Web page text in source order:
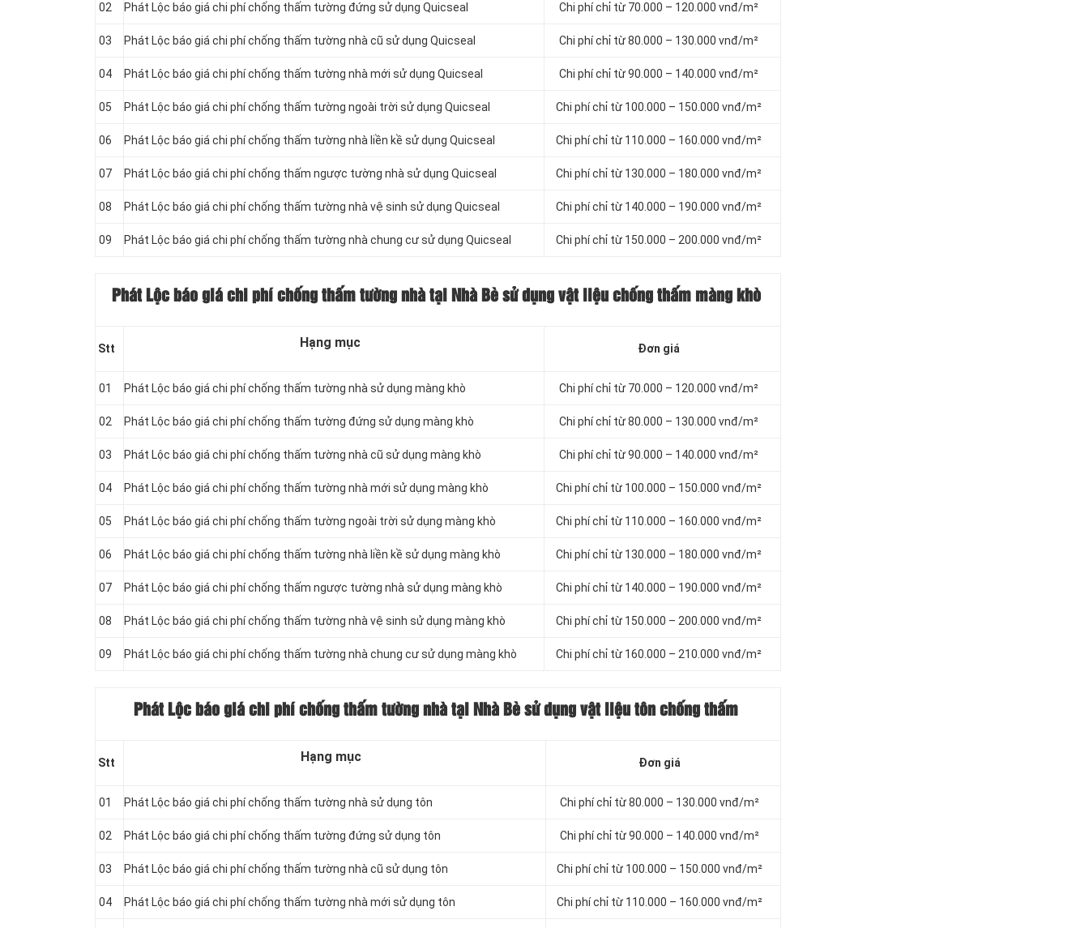
02 Phát Lộc báo giá chi phí chống thấm tường đứng sử dụng Quicseal Chi phí chỉ từ 70.000 – 120.000 vnđ/m²
03 Phát Lộc báo giá chi phí chống thấm tường nhà cũ sử dụng Quicseal Chi phí chỉ từ 80.000 – 130.000 vnđ/m²
04 Phát Lộc báo giá chi phí chống thấm tường nhà mới sử dụng Quicseal Chi phí chỉ từ 90.000 – 140.000 vnđ/m²
05 Phát Lộc báo giá chi phí chống thấm tường ngoài trời sử dụng Quicseal Chi phí chỉ từ 100.000 – 150.000 vnđ/m²
06 Phát Lộc báo giá chi phí chống thấm tường nhà liền kề sử dụng Quicseal Chi phí chỉ từ 110.000 – 160.000 vnđ/m²
07 Phát Lộc báo giá chi phí chống thấm ngược tường nhà sử dụng Quicseal Chi phí chỉ từ 130.000 – 180.000 vnđ/m²
08 Phát Lộc báo giá chi phí chống thấm tường nhà vệ sinh sử dụng Quicseal Chi phí chỉ từ 140.000 – 190.000 vnđ/m²
09 Phát Lộc báo giá chi phí chống thấm tường nhà chung cư sử dụng Quicseal Chi phí chỉ từ 150.000 – 200.000 vnđ/m²
Phát Lộc báo giá chi phí chống thấmtường nhà tại Nhà Bè sử dụng vật liệu chống thấm màng khò
Stt Hạng mục Đơn giá
01 Phát Lộc báo giá chi phí chống thấm tường nhà sử dụng màng khò Chi phí chỉ từ 70.000 – 120.000 vnđ/m²
02 Phát Lộc báo giá chi phí chống thấm tường đứng sử dụng màng khò Chi phí chỉ từ 80.000 – 130.000 vnđ/m²
03 Phát Lộc báo giá chi phí chống thấm tường nhà cũ sử dụng màng khò Chi phí chỉ từ 90.000 – 140.000 vnđ/m²
04 Phát Lộc báo giá chi phí chống thấm tường nhà mới sử dụng màng khò Chi phí chỉ từ 100.000 – 150.000 vnđ/m²
05 Phát Lộc báo giá chi phí chống thấm tường ngoài trời sử dụng màng khò Chi phí chỉ từ 110.000 – 160.000 vnđ/m²
06 Phát Lộc báo giá chi phí chống thấm tường nhà liền kề sử dụng màng khò Chi phí chỉ từ 130.000 – 180.000 vnđ/m²
07 Phát Lộc báo giá chi phí chống thấm ngược tường nhà sử dụng màng khò Chi phí chỉ từ 140.000 – 190.000 vnđ/m²
08 Phát Lộc báo giá chi phí chống thấm tường nhà vệ sinh sử dụng màng khò Chi phí chỉ từ 150.000 – 200.000 vnđ/m²
09 Phát Lộc báo giá chi phí chống thấm tường nhà chung cư sử dụng màng khò Chi phí chỉ từ 160.000 – 210.000 vnđ/m²
Phát Lộc báo giá chi phí chống thấm tường nhà tại Nhà Bè sử dụng vật liệu tôn chống thấm
Stt Hạng mục Đơn giá
01 Phát Lộc báo giá chi phí chống thấm tường nhà sử dụng tôn Chi phí chỉ từ 80.000 – 130.000 vnđ/m²
02 Phát Lộc báo giá chi phí chống thấm tường đứng sử dụng tôn Chi phí chỉ từ 90.000 – 140.000 vnđ/m²
03 Phát Lộc báo giá chi phí chống thấm tường nhà cũ sử dụng tôn Chi phí chỉ từ 100.000 – 150.000 vnđ/m²
04 Phát Lộc báo giá chi phí chống thấm tường nhà mới sử dụng tôn Chi phí chỉ từ 110.000 – 160.000 vnđ/m²